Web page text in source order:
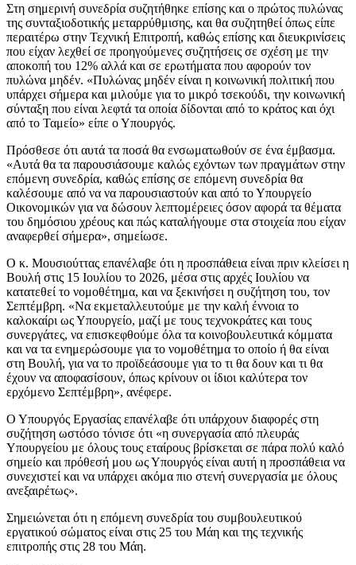
Στη σημερινή συνεδρία συζητήθηκε επίσης και ο πρώτος πυλώνας
της συνταξιοδοτικής μεταρρύθμισης, και θα συζητηθεί όπως είπε
περαιτέρω στην Τεχνική Επιτροπή, καθώς επίσης και διευκρινίσεις
που είχαν λεχθεί σε προηγούμενες συζητήσεις σε σχέση με την
αποκοπή του 12% αλλά και σε ερωτήματα που αφορούν τον
πυλώνα μηδέν. «Πυλώνας μηδέν είναι η κοινωνική πολιτική που
υπάρχει σήμερα και μιλούμε για το μικρό τσεκούδι, την κοινωνική
σύνταξη που είναι λεφτά τα οποία δίδονται από το κράτος και όχι
από το Ταμείο» είπε ο Υπουργός.
Πρόσθεσε ότι αυτά τα ποσά θα ενσωματωθούν σε ένα έμβασμα.
«Αυτά θα τα παρουσιάσουμε καλώς εχόντων των πραγμάτων στην
επόμενη συνεδρία, καθώς επίσης σε επόμενη συνεδρία θα
καλέσουμε από να να παρουσιαστούν και από το Υπουργείο
Οικονομικών για να δώσουν λεπτομέρειες όσον αφορά τα θέματα
του δημόσιου χρέους και πώς καταλήγουμε στα στοιχεία που είχαν
αναφερθεί σήμερα», σημείωσε.
Ο κ. Μουσιούττας επανέλαβε ότι η προσπάθεια είναι πριν κλείσει η
Βουλή στις 15 Ιουλίου το 2026, μέσα στις αρχές Ιουλίου να
κατατεθεί το νομοθέτημα, και να ξεκινήσει η συζήτηση του, τον
Σεπτέμβρη. «Να εκμεταλλευτούμε με την καλή έννοια το
καλοκαίρι ως Υπουργείο, μαζί με τους τεχνοκράτες και τους
συνεργάτες, να επισκεφθούμε όλα τα κοινοβουλευτικά κόμματα
και να τα ενημερώσουμε για το νομοθέτημα το οποίο ή θα είναι
στη Βουλή, για να το προϊδεάσουμε για το τι θα δουν και τι θα
έχουν να αποφασίσουν, όπως κρίνουν οι ίδιοι καλύτερα τον
ερχόμενο Σεπτέμβρη», ανέφερε.
Ο Υπουργός Εργασίας επανέλαβε ότι υπάρχουν διαφορές στη
συζήτηση ωστόσο τόνισε ότι «η συνεργασία από πλευράς
Υπουργείου με όλους τους εταίρους βρίσκεται σε πάρα πολύ καλό
σημείο και πρόθεσή μου ως Υπουργός είναι αυτή η προσπάθεια να
συνεχιστεί και να υπάρχει ακόμα πιο στενή συνεργασία με όλους
ανεξαιρέτως».
Σημειώνεται ότι η επόμενη συνεδρία του συμβουλευτικού
εργατικού σώματος είναι στις 25 του Μάη και της τεχνικής
επιτροπής στις 28 του Μάη.